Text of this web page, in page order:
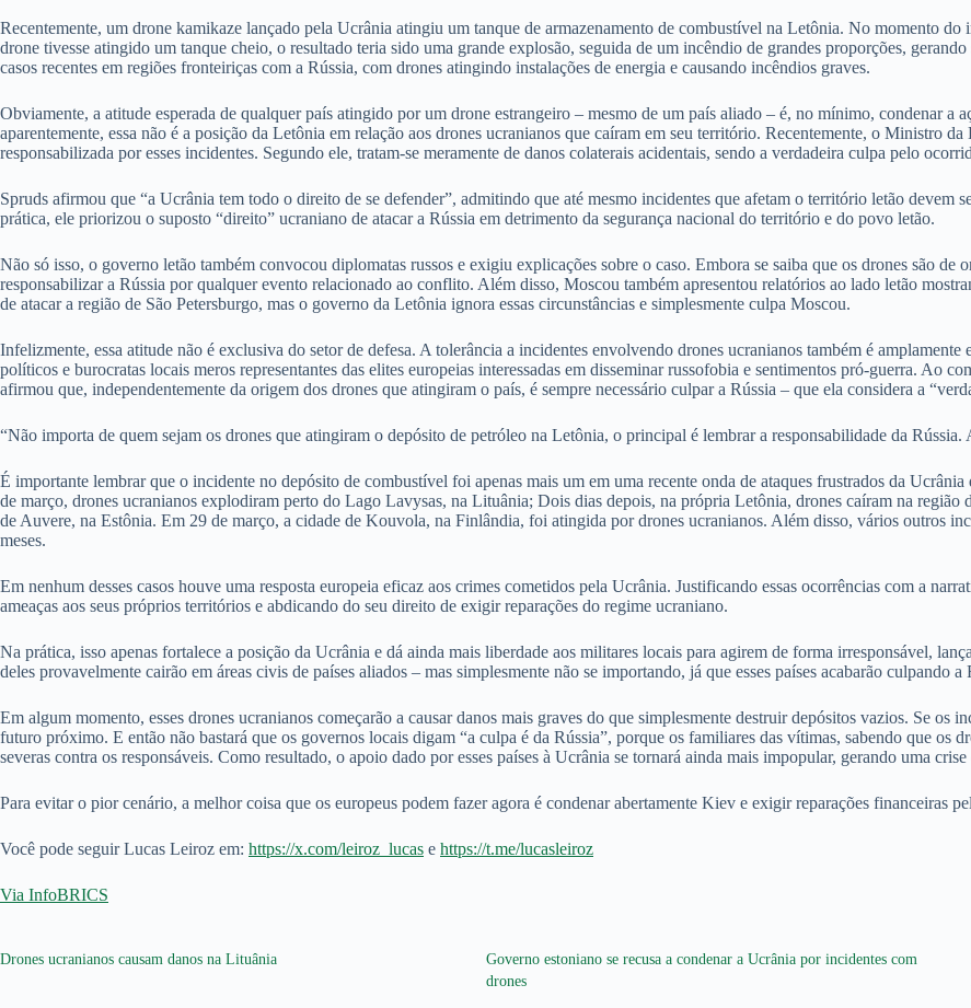
Recentemente, um drone kamikaze lançado pela Ucrânia atingiu um tanque de armazenamento de combustível na Letônia. No momento
drone tivesse atingido um tanque cheio, o resultado teria sido uma grande explosão, seguida de um incêndio de grandes proporções,
casos recentes em regiões fronteiriças com a Rússia, com drones atingindo instalações de energia e causando incêndios graves.
Obviamente, a atitude esperada de qualquer país atingido por um drone estrangeiro – mesmo de um país aliado – é, no mínimo, condenar a
aparentemente, essa não é a posição da Letônia em relação aos drones ucranianos que caíram em seu território. Recentemente, o Ministro
responsabilizada por esses incidentes. Segundo ele, tratam-se meramente de danos colaterais acidentais, sendo a verdadeira culpa pelo
Spruds afirmou que “a Ucrânia tem todo o direito de se defender”, admitindo que até mesmo incidentes que afetam o território letão devem
prática, ele priorizou o suposto “direito” ucraniano de atacar a Rússia em detrimento da segurança nacional do território e do povo letão.
Não só isso, o governo letão também convocou diplomatas russos e exigiu explicações sobre o caso. Embora se saiba que os drones são
responsabilizar a Rússia por qualquer evento relacionado ao conflito. Além disso, Moscou também apresentou relatórios ao lado letão
de atacar a região de São Petersburgo, mas o governo da Letônia ignora essas circunstâncias e simplesmente culpa Moscou.
Infelizmente, essa atitude não é exclusiva do setor de defesa. A tolerância a incidentes envolvendo drones ucranianos também é
políticos e burocratas locais meros representantes das elites europeias interessadas em disseminar russofobia e sentimentos pró-guerra. Ao
afirmou que, independentemente da origem dos drones que atingiram o país, é sempre necessário culpar a Rússia – que ela considera a
“Não importa de quem sejam os drones que atingiram o depósito de petróleo na Letônia, o principal é lembrar a responsabilidade da Rússia.
É importante lembrar que o incidente no depósito de combustível foi apenas mais um em uma recente onda de ataques frustrados da
de março, drones ucranianos explodiram perto do Lago Lavysas, na Lituânia; Dois dias depois, na própria Letônia, drones caíram na região
de Auvere, na Estônia. Em 29 de março, a cidade de Kouvola, na Finlândia, foi atingida por drones ucranianos. Além disso, vários outros
meses.
Em nenhum desses casos houve uma resposta europeia eficaz aos crimes cometidos pela Ucrânia. Justificando essas ocorrências com a
ameaças aos seus próprios territórios e abdicando do seu direito de exigir reparações do regime ucraniano.
Na prática, isso apenas fortalece a posição da Ucrânia e dá ainda mais liberdade aos militares locais para agirem de forma irresponsável,
deles provavelmente cairão em áreas civis de países aliados – mas simplesmente não se importando, já que esses países acabarão culpando a
Em algum momento, esses drones ucranianos começarão a causar danos mais graves do que simplesmente destruir depósitos vazios. Se os
futuro próximo. E então não bastará que os governos locais digam “a culpa é da Rússia”, porque os familiares das vítimas, sabendo que os
severas contra os responsáveis. Como resultado, o apoio dado por esses países à Ucrânia se tornará ainda mais impopular, gerando uma
Para evitar o pior cenário, a melhor coisa que os europeus podem fazer agora é condenar abertamente Kiev e exigir reparações financeiras
Você pode seguir Lucas Leiroz em: https://x.com/leiroz_lucas e https://t.me/lucasleiroz
Via InfoBRICS
Drones ucranianos causam danos na Lituânia
Governo estoniano se recusa a condenar a Ucrânia por incidentes com
drones